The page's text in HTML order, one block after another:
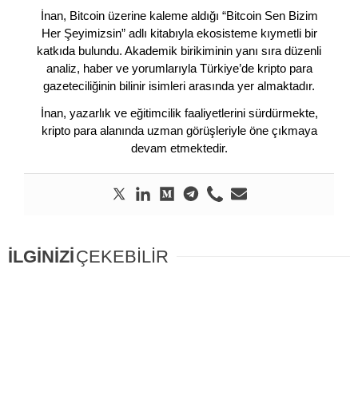
İnan, Bitcoin üzerine kaleme aldığı “Bitcoin Sen Bizim
Her Şeyimizsin” adlı kitabıyla ekosisteme kıymetli bir
katkıda bulundu. Akademik birikiminin yanı sıra düzenli
analiz, haber ve yorumlarıyla Türkiye’de kripto para
gazeteciliğinin bilinir isimleri arasında yer almaktadır.
İnan, yazarlık ve eğitimcilik faaliyetlerini sürdürmekte,
kripto para alanında uzman görüşleriyle öne çıkmaya
devam etmektedir.
İLGİNİZİÇEKEBİLİR